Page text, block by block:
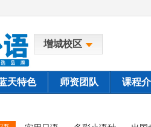
增城校区
天特色 师资团队 课程